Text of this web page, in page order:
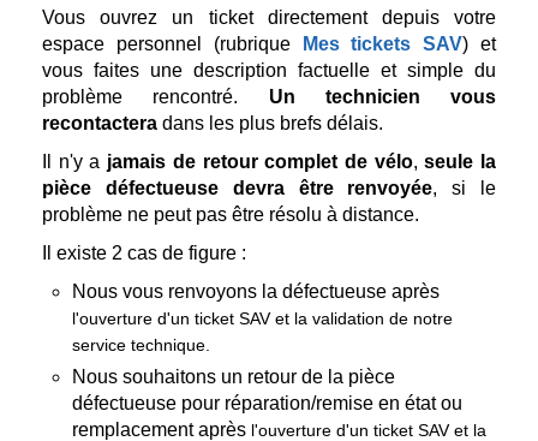
Vous ouvrez un ticket directement depuis votre
espace personnel (rubrique
Mes tickets SAV) et
vous faites une description factuelle et simple du
problème rencontré. Un technicien vous
recontactera dans les plus brefs délais.
Il n'y a jamais de retour complet de vélo,seule la
pièce défectueuse devra être renvoyée, si le
problème ne peut pas être résolu à distance.
Il existe 2 cas de figure :
Nous vous renvoyons la défectueuse après
l'ouverture d'un ticket SAV et la validation de notre
service technique.
Nous souhaitons un retour de la pièce
défectueuse pour réparation/remise en état ou
remplacement après l'ouverture d'un ticket SAV et la